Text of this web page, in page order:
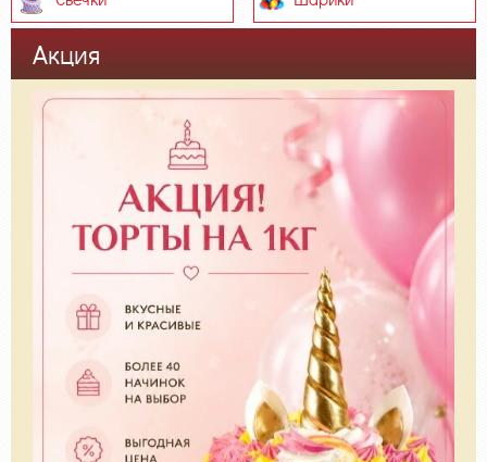
Акция